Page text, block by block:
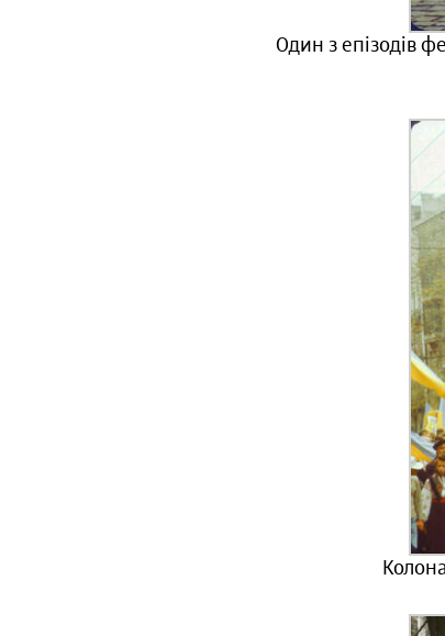
Один з епізодів